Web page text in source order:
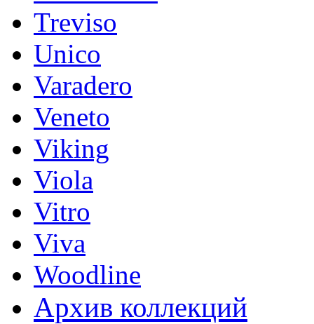
Treviso
Unico
Varadero
Veneto
Viking
Viola
Vitro
Viva
Woodline
Архив коллекций